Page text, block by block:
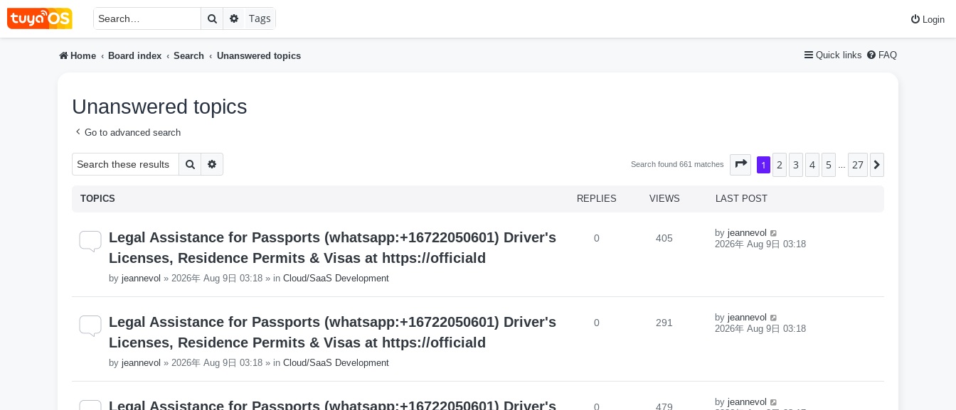
Login
SearchAdvanced search
Tags
Quick links FAQ
Home Board index Search Unanswered topics
Unanswered topics
Go to advanced search
Search Search found 661 matches Page 1of27
1 2 3 4 5 27
TOPICS REPLIES VIEWS LAST POST
Legal Assistance for Passports (whatsapp:+16722050601) Driver's
Licenses, Residence Permits & Visas at https://officiald
by jeannevol » 2026年 Aug 9日 03:18 » in Cloud/SaaS Development
0 405 by jeannevol
2026年 Aug 9日 03:18
Legal Assistance for Passports (whatsapp:+16722050601) Driver's
Licenses, Residence Permits & Visas at https://officiald
by jeannevol » 2026年 Aug 9日 03:18 » in Cloud/SaaS Development
0 291 by jeannevol
2026年 Aug 9日 03:18
Legal Assistance for Passports (whatsapp:+16722050601) Driver's
0 479 by jeannevol